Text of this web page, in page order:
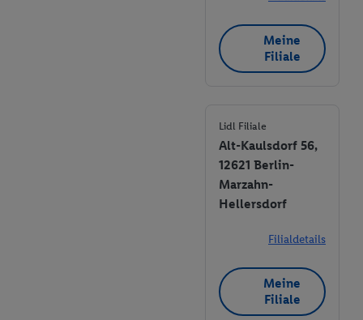
Meine
Filiale
Lidl Filiale
Alt-Kaulsdorf 56,
12621 Berlin-
Marzahn-
Hellersdorf
Filialdetails
Meine
Filiale
Kennung für Utiq erstellt. Wir werden diese Kennung
verwenden, um Sie wiederzuerkennen und Erkenntnisse über
Ihr Nutzungsverhalten in den Lidl-Diensten zu erfassen.
ausspielen können. Sie können Ihre Einwilligung speziell zur
oder über „Anpassen“/„Nutzung der
Marketing“ am unteren Ende dieser Einwilligung (nur für die
Lidl-Dienste) widerrufen. Weitere Informationen finden Sie in
Datenschutzbestimmungen von Utiq.